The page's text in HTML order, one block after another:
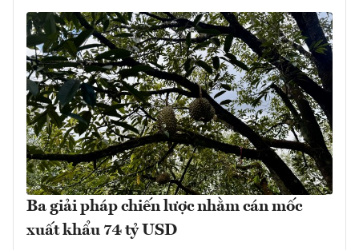
Ba giải pháp chiến lược nhằm cán mốc
xuất khẩu 74 tỷ USD